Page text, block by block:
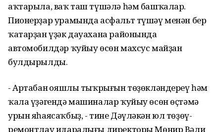
аҡтарыла, ваҡ таш түшәлә һәм башҡалар.
Пионерҙар урамында асфальт түшәү менән бер
ҡатарҙан үҙәк дауахана районында
автомобилдәр ҡуйыу өсөн махсус майҙан
булдырылды.
- Артабан Ҡояшлы тыҡрығын төҙөкләндереү һәм
ҡала үҙәгендә машиналар ҡуйыу өсөн өҫтәмә
урын яһаясаҡбыҙ, - тине Дәүләкән юл төҙөү-
ремонтлау идаралығы директоры Мөнир Вәли